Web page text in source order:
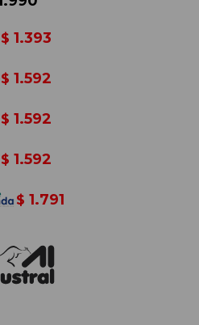
$ 1.393
$ 1.592
$ 1.592
$ 1.592
$ 1.791